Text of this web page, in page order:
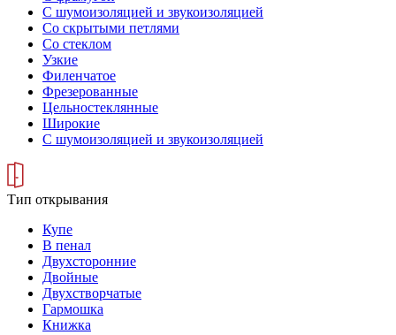
С шумоизоляцией и звукоизоляцией
Со скрытыми петлями
Со стеклом
Узкие
Филенчатое
Фрезерованные
Цельностеклянные
Широкие
С шумоизоляцией и звукоизоляцией
Тип открывания
Купе
В пенал
Двухсторонние
Двойные
Двухстворчатые
Гармошка
Книжка